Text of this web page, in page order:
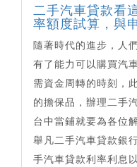
二手汽車貸款看
率額度試算，與
隨著時代的進步，人
有了能力可以購買汽
需資金周轉的時刻，
的擔保品，辦理二手
台中當鋪就要為各位
舉凡二手汽車貸款銀
手汽車貸款利率利息